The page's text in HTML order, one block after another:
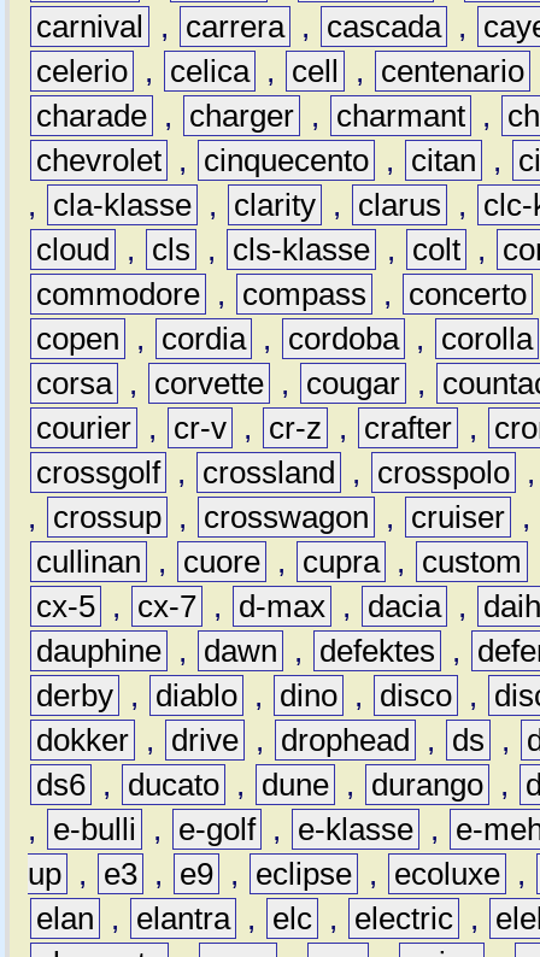
carnival
, carrera , cascada ,
celerio , celica , cell , centenario
charade , charger , charmant ,
chevrolet , cinquecento , citan ,
,
cla-klasse , clarity , clarus ,
clc-
cloud
, cls , cls-klasse , colt ,
commodore , compass , concerto
copen
, cordia , cordoba ,
corolla
corsa , corvette , cougar ,
courier , cr-v , cr-z , crafter ,
crossgolf , crossland , crosspolo
,
crossup , crosswagon , cruiser ,
cullinan
, cuore , cupra , custom
cx-5 , cx-7 , d-max , dacia ,
dauphine , dawn , defektes ,
derby , diablo , dino , disco ,
dokker , drive , drophead , ds ,
ds6 , ducato , dune , durango ,
,
e-bulli , e-golf , e-klasse ,
e-
up , e3 , e9 , eclipse , ecoluxe ,
elan
, elantra , elc , electric ,